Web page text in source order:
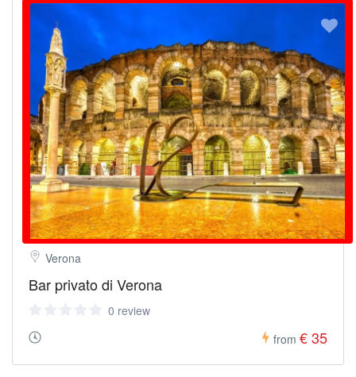
Verona
Bar privato di Verona
0 review
from € 35